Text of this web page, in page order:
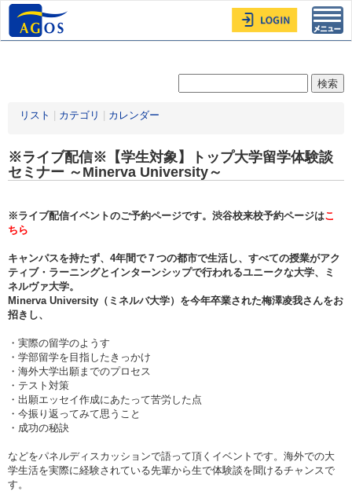
リスト カテゴリ カレンダー
※ライブ配信※【学生対象】トップ大学留学体験談
セミナー ～Minerva University～
※ライブ配信イベントのご予約ページです。渋谷校来校予約ページはこ
ちら
キャンパスを持たず、4年間で７つの都市で生活し、すべての授業がアク
ティブ・ラーニングとインターンシップで行われるユニークな大学、ミ
ネルヴァ大学。
Minerva University（ミネルバ大学）を今年卒業された梅澤凌我さんをお
招きし、
・実際の留学のようす
・学部留学を目指したきっかけ
・海外大学出願までのプロセス
・テスト対策
・出願エッセイ作成にあたって苦労した点
・今振り返ってみて思うこと
・成功の秘訣
などをパネルディスカッションで語って頂くイベントです。海外での大
学生活を実際に経験されている先輩から生で体験談を聞けるチャンスで
す。